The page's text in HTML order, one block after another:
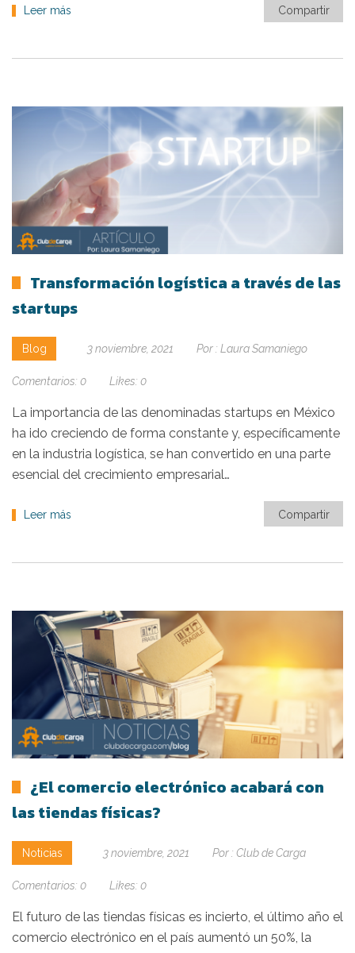
Leer más Compartir
Transformación logística a través de las
startups
Blog 3 noviembre, 2021 Por : Laura Samaniego
Comentarios: 0 Likes: 0
La importancia de las denominadas startups en México
ha ido creciendo de forma constante y, específicamente
en la industria logística, se han convertido en una parte
esencial del crecimiento empresarial…
Leer más Compartir
¿El comercio electrónico acabará con
las tiendas físicas?
Noticias 3 noviembre, 2021 Por : Club de Carga
Comentarios: 0 Likes: 0
El futuro de las tiendas físicas es incierto, el último año el
comercio electrónico en el país aumentó un 50%, la